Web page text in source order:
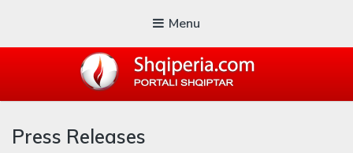
Menu
Blogu i ShqiperiaCom
Press Releases